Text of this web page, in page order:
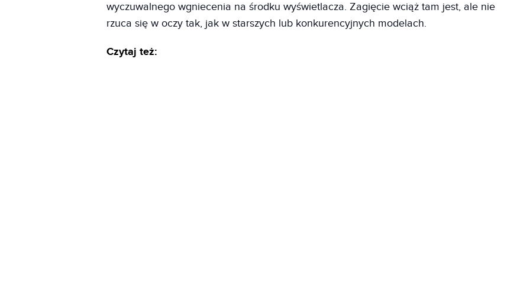
wyczuwalnego wgniecenia na środku wyświetlacza. Zagięcie wciąż tam jest, ale nie
rzuca się w oczy tak, jak w starszych lub konkurencyjnych modelach.
Czytaj też: